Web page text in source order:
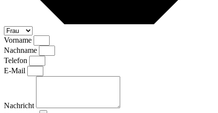
Vorname
Nachname
Telefon
E-Mail
Nachricht